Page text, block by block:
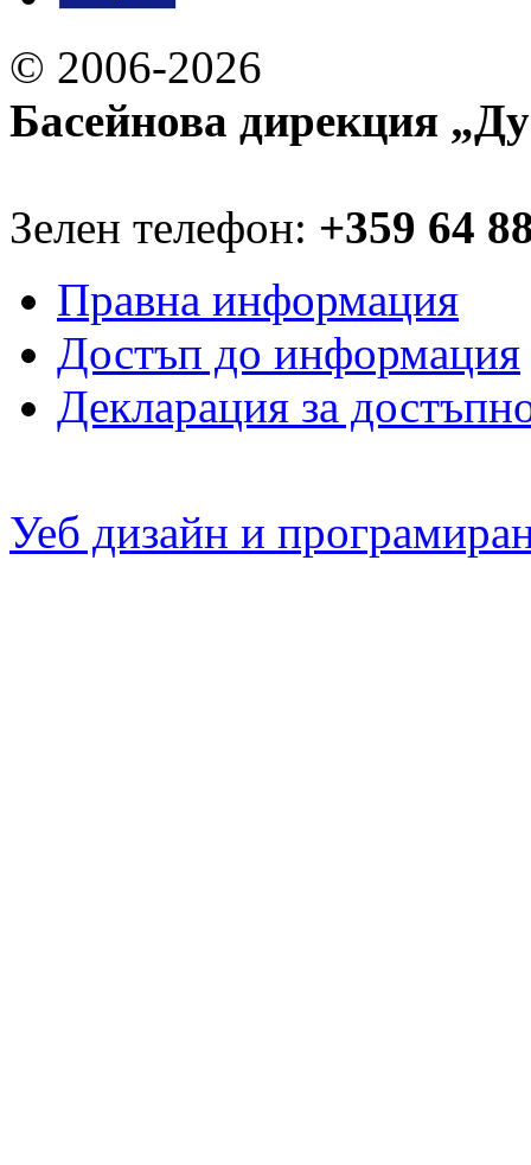
© 2006-2026
Басейнова дирекция
Зелен телефон: +359 64
Правна информация
Достъп до информация
Декларация за
Уеб дизайн и